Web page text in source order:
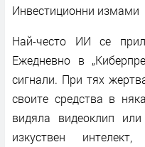
Инвестиционни измами
Най-често ИИ се
Ежедневно в
сигнали. При тях
своите средства в
видяла видеоклип
изкуствен